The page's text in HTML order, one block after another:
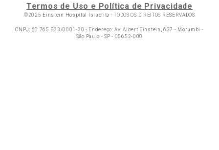
Termos de Uso e Política de Privacidade
©2025 Einstein Hospital Israelita -TODOS OS DIREITOS RESERVADOS
CNPJ: 60.765.823/0001-30 - Endereço: Av. Albert Einstein, 627 - Morumbi -
São Paulo - SP - 05652-000